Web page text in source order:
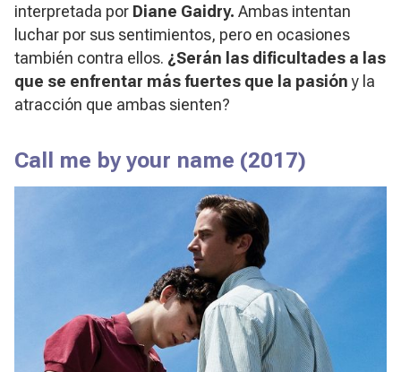
interpretada por Diane Gaidry. Ambas intentan
luchar por sus sentimientos, pero en ocasiones
también contra ellos. ¿Serán las dificultades a las
que se enfrentar más fuertes que la pasióny la
atracción que ambas sienten?
Call me by your name (2017)